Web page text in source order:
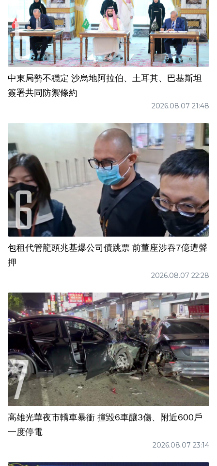
中東局勢不穩定 沙烏地阿拉伯、土耳其、巴基斯坦
簽署共同防禦條約
2026.08.07 21:48
包租代管龍頭兆基爆公司債跳票 前董座涉吞7億遭聲
押
2026.08.07 22:28
高雄光華夜市轎車暴衝 撞毀6車釀3傷、附近600戶
一度停電
2026.08.07 23:14